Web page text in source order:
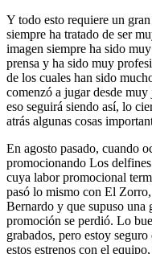
Y todo esto requiere un
siempre ha tratado de ser
imagen siempre ha sido
prensa y ha sido muy
de los cuales han sido
comenzó a jugar desde
eso seguirá siendo así, lo
atrás algunas cosas
En agosto pasado, cuando
promocionando Los
cuya labor promocional
pasó lo mismo con El
Bernardo y que supuso una
promoción se perdió. Lo
grabados, pero estoy
estos estrenos con el